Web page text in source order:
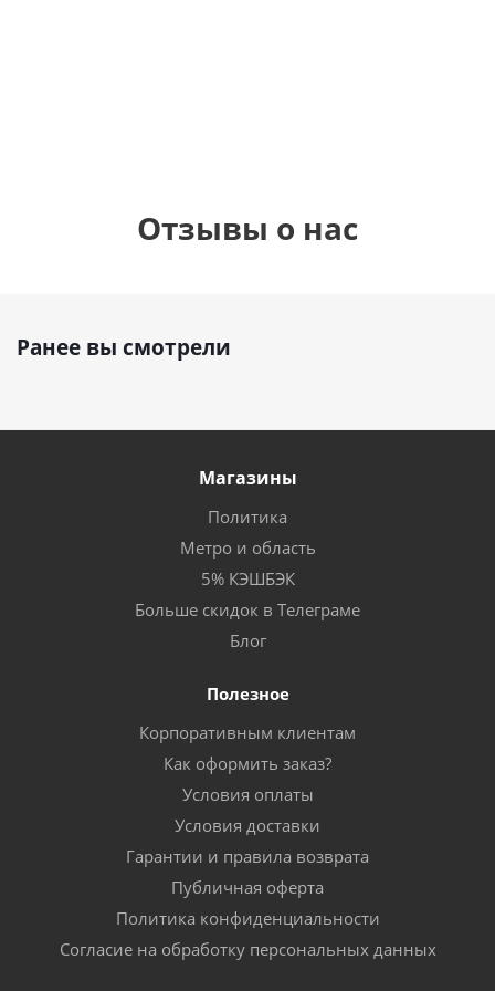
Отзывы о нас
Ранее вы смотрели
Магазины
Политика
Метро и область
5% КЭШБЭК
Больше скидок в Телеграме
Блог
Полезное
Корпоративным клиентам
Как оформить заказ?
Условия оплаты
Условия доставки
Гарантии и правила возврата
Публичная оферта
Политика конфиденциальности
Согласие на обработку персональных данных